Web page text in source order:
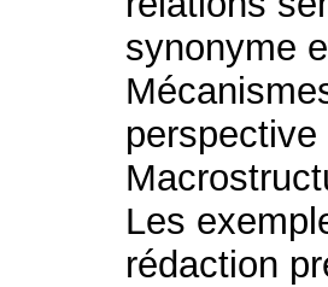
synonyme
Les
rédaction